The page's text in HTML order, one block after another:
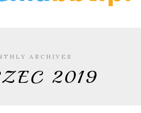
ARCHIVES
2019